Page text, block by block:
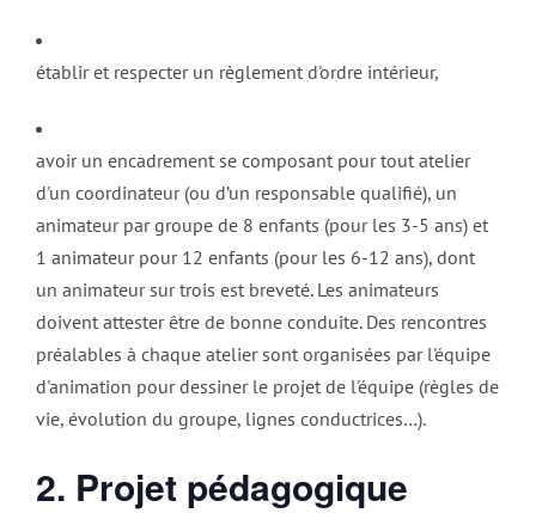
établir et respecter un règlement d'ordre intérieur,
avoir un encadrement se composant pour tout atelier
d'un coordinateur (ou d’un responsable qualifié), un
animateur par groupe de 8 enfants (pour les 3-5 ans) et
1 animateur pour 12 enfants (pour les 6-12 ans), dont
un animateur sur trois est breveté. Les animateurs
doivent attester être de bonne conduite. Des rencontres
préalables à chaque atelier sont organisées par l'équipe
d'animation pour dessiner le projet de l'équipe (règles de
vie, évolution du groupe, lignes conductrices…).
2. Projet pédagogique